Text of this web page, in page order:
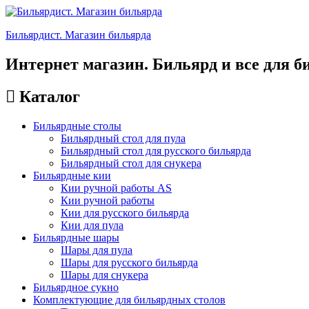
Бильярдист. Магазин бильярда
Интернет магазин. Бильярд и все для
Каталог
Бильярдные столы
Бильярдный стол для пула
Бильярдный стол для русского бильярда
Бильярдный стол для снукера
Бильярдные кии
Кии ручной работы AS
Кии ручной работы
Кии для русского бильярда
Кии для пула
Бильярдные шары
Шары для пула
Шары для русского бильярда
Шары для снукера
Бильярдное сукно
Комплектующие для бильярдных столов